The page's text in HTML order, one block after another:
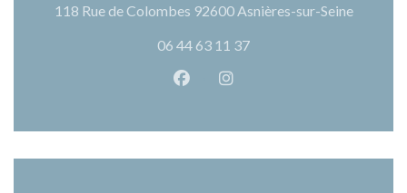
118 Rue de Colombes 92600 Asnières-sur-Seine((新し
06 44 63 11 37
Facebook ((新しいウィンドウ
Instagram ((新しいウィ